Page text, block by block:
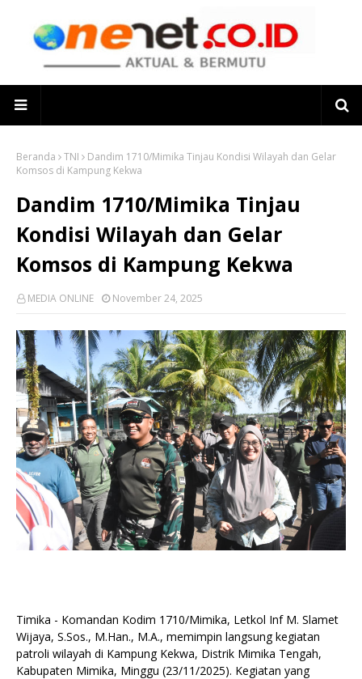
Beranda TNI
Dandim 1710/Mimika Tinjau Kondisi Wilayah dan Gelar
Komsos di Kampung Kekwa
Dandim 1710/Mimika Tinjau
Kondisi Wilayah dan Gelar
Komsos di Kampung Kekwa
MEDIA ONLINE November 24, 2025
Timika - Komandan Kodim 1710/Mimika, Letkol Inf M. Slamet
Wijaya, S.Sos., M.Han., M.A., memimpin langsung kegiatan
patroli wilayah di Kampung Kekwa, Distrik Mimika Tengah,
Kabupaten Mimika, Minggu (23/11/2025). Kegiatan yang